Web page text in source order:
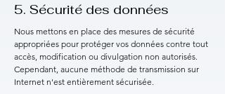
5. Sécurité des données
Nous mettons en place des mesures de sécurité
appropriées pour protéger vos données contre tout
accès, modification ou divulgation non autorisés.
Cependant, aucune méthode de transmission sur
Internet n'est entièrement sécurisée.